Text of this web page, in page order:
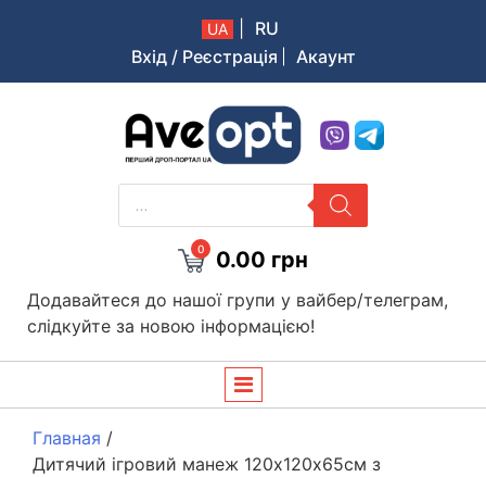
UA
RU
Вхід / Реєстрація
Акаунт
Aveopt – оптова дропшипінг платформа в Україні
PRODUCTS
SEARCH
0 0.00 грн
Додавайтеся до нашої групи у вайбер/телеграм,
слідкуйте за новою інформацією!
Главная /
Дитячий ігровий манеж 120х120х65см з